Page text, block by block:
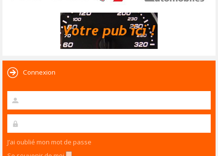
Connexion
J’ai oublié mon mot de passe